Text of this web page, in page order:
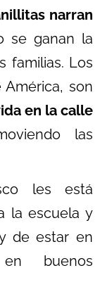
narran
se ganan la
familias. Los
son
en la calle
las
les está
la escuela y
de estar en
buenos